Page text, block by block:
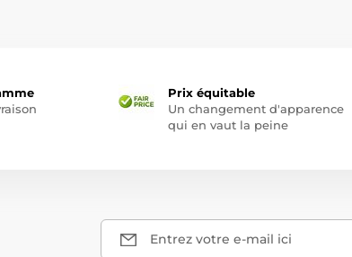
Prix équitable
Un changement d'apparence
qui en vaut la peine
Entrez votre e-mail ici